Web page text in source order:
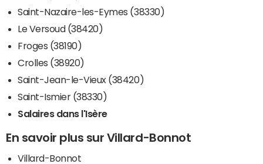
Saint-Nazaire-les-Eymes (38330)
Le Versoud (38420)
Froges (38190)
Crolles (38920)
Saint-Jean-le-Vieux (38420)
Saint-Ismier (38330)
Salaires dans l'Isère
En savoir plus sur Villard-Bonnot
Villard-Bonnot